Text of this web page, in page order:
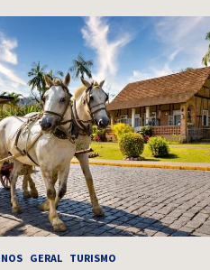
GERAL TURISMO